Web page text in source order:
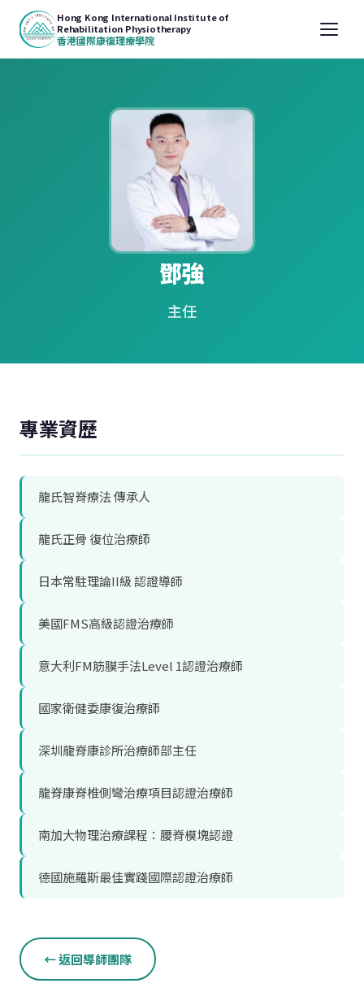
Hong Kong International Institute of
Rehabilitation Physiotherapy
香港國際康復理療學院
鄧強
主任
專業資歷
龍氏智脊療法 傳承人
龍氏正骨 復位治療師
日本常駐理論II級 認證導師
美國FMS高級認證治療師
意大利FM筋膜手法Level 1認證治療師
國家衛健委康復治療師
深圳龍脊康診所治療師部主任
龍脊康脊椎側彎治療項目認證治療師
南加大物理治療課程：腰脊模塊認證
德國施羅斯最佳實踐國際認證治療師
← 返回導師團隊